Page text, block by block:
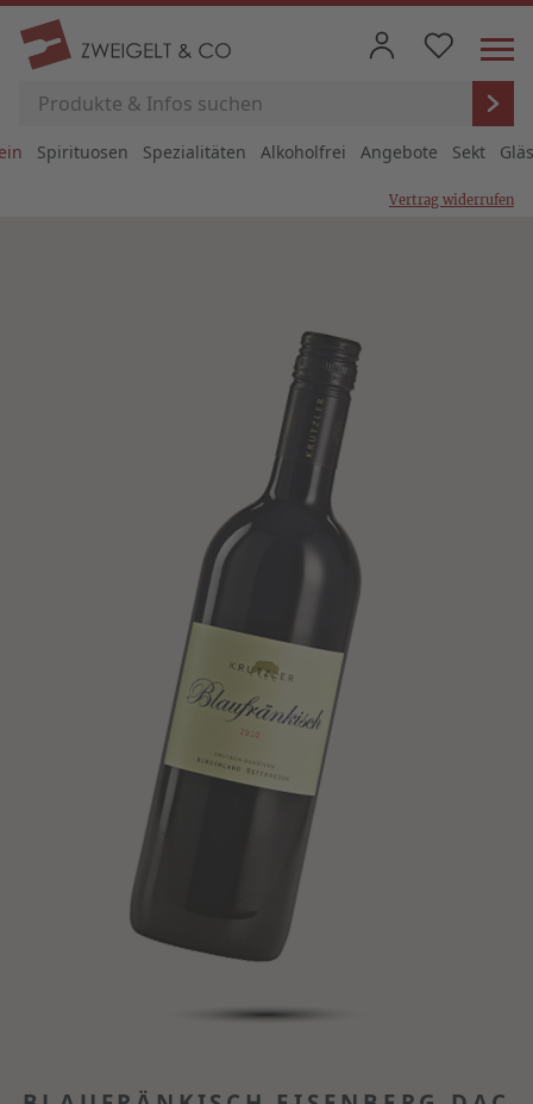
Spirituosen Spezialitäten Alkoholfrei Angebote Sekt
Vertrag widerrufen